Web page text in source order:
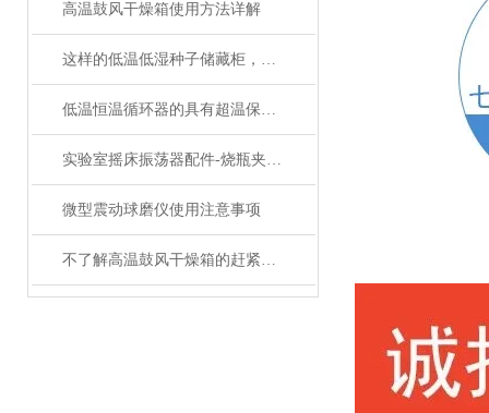
高温鼓风干燥箱使用方法详解
这样的低温低湿种子储藏柜，您值得拥有
低温恒温循环器的具有超温保护，传感器异常保护功能
实验室摇床振荡器配件-烧瓶夹具的分类和介绍
微型震动球磨仪使用注意事项
不了解高温鼓风干燥箱的赶紧往这边看了